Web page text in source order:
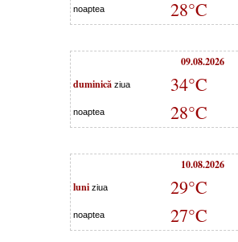
noaptea 28°C
09.08.2026
duminică ziua 34°C
noaptea 28°C
10.08.2026
luni ziua 29°C
noaptea 27°C